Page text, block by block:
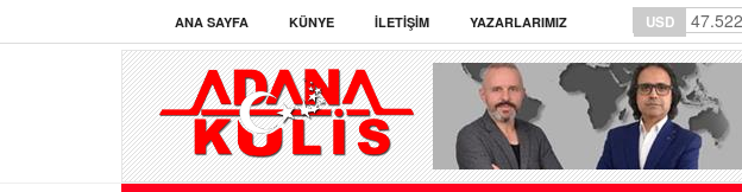
ANA SAYFA KÜNYE İLETIŞIM YAZARLARIMIZ USD